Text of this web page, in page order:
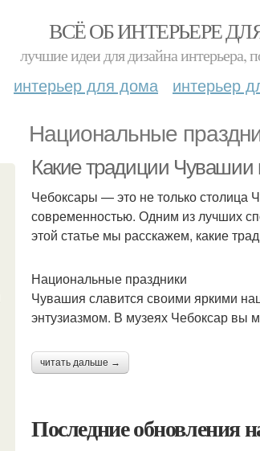
ВСЁ ОБ ИНТЕРЬЕРЕ
лучшие идеи для дизайна интерьера,
интерьер для дома интерьер
Национальные
Какие традиции Чувашии
Чебоксары — это не только столица
современностью. Одним из лучших
этой статье мы расскажем, какие
Национальные праздники
Чувашия славится своими яркими
энтузиазмом. В музеях Чебоксар вы
читать дальше →
Последние обновления